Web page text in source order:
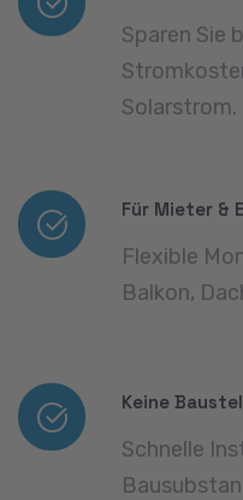
Sparen Sie
Solarstrom.
Für Mieter &
Flexible
Balkon,
Keine
Schnelle